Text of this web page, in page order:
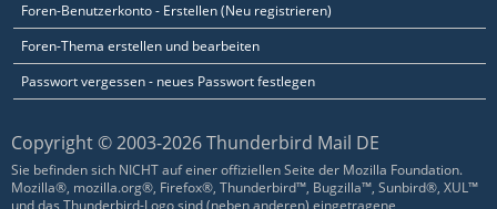
Foren-Benutzerkonto - Erstellen (Neu registrieren)
Foren-Thema erstellen und bearbeiten
Passwort vergessen - neues Passwort festlegen
Copyright © 2003-2026 Thunderbird Mail DE
Sie befinden sich NICHT auf einer offiziellen Seite der Mozilla Foundation.
Mozilla®, mozilla.org®, Firefox®, Thunderbird™, Bugzilla™, Sunbird®, XUL™